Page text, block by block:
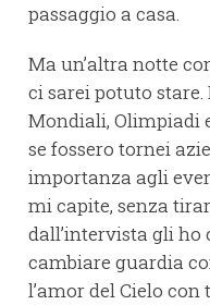
passaggio a casa.
Ma un’altra notte
ci sarei potuto
Mondiali, Olimpiadi
se fossero tornei
importanza agli
mi capite, senza
dall’intervista gli ho
cambiare guardia
l’amor del Cielo